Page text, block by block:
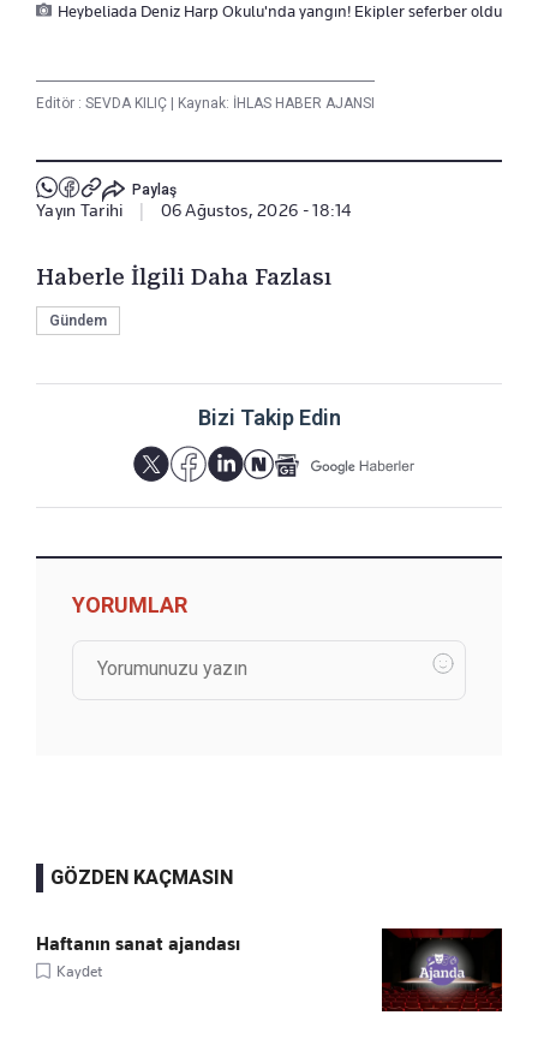
Heybeliada Deniz Harp Okulu'nda yangın! Ekipler seferber oldu
Editör : SEVDA KILIÇ Kaynak: İHLAS HABER AJANSI
Paylaş
Yayın Tarihi 06 Ağustos, 2026 - 18:14
Haberle İlgili Daha Fazlası
Gündem
Bizi Takip Edin
YORUMLAR
GÖZDEN KAÇMASIN
Haftanın sanat ajandası
Kaydet